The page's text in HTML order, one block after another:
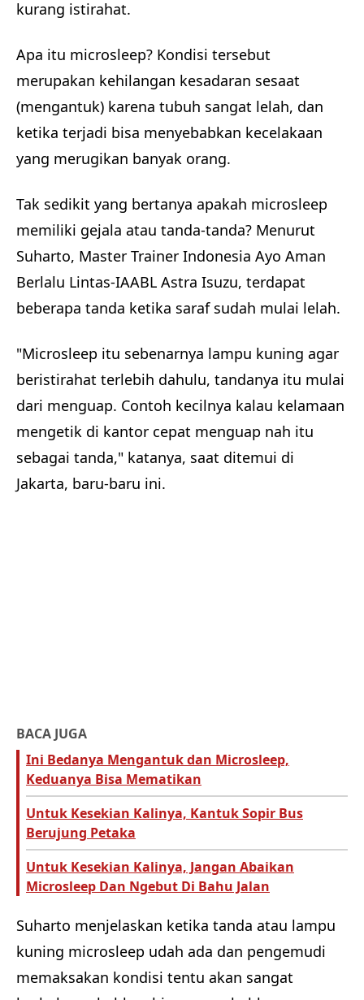
kurang istirahat.
Apa itu microsleep? Kondisi tersebut
merupakan kehilangan kesadaran sesaat
(mengantuk) karena tubuh sangat lelah, dan
ketika terjadi bisa menyebabkan kecelakaan
yang merugikan banyak orang.
Tak sedikit yang bertanya apakah microsleep
memiliki gejala atau tanda-tanda? Menurut
Suharto, Master Trainer Indonesia Ayo Aman
Berlalu Lintas-IAABL Astra Isuzu, terdapat
beberapa tanda ketika saraf sudah mulai lelah.
"Microsleep itu sebenarnya lampu kuning agar
beristirahat terlebih dahulu, tandanya itu mulai
dari menguap. Contoh kecilnya kalau kelamaan
mengetik di kantor cepat menguap nah itu
sebagai tanda," katanya, saat ditemui di
Jakarta, baru-baru ini.
BACA JUGA
Ini Bedanya Mengantuk dan Microsleep,
Keduanya Bisa Mematikan
Untuk Kesekian Kalinya, Kantuk Sopir Bus
Berujung Petaka
Untuk Kesekian Kalinya, Jangan Abaikan
Microsleep Dan Ngebut Di Bahu Jalan
Suharto menjelaskan ketika tanda atau lampu
kuning microsleep udah ada dan pengemudi
memaksakan kondisi tentu akan sangat